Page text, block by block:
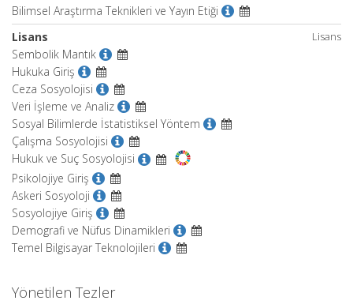
Bilimsel Araştırma Teknikleri ve Yayın Etiği
Lisans
Lisans
Sembolik Mantık
Hukuka Giriş
Ceza Sosyolojisi
Veri İşleme ve Analiz
Sosyal Bilimlerde İstatistiksel Yöntem
Çalışma Sosyolojisi
Hukuk ve Suç Sosyolojisi
Psikolojiye Giriş
Askeri Sosyoloji
Sosyolojiye Giriş
Demografi ve Nüfus Dinamikleri
Temel Bilgisayar Teknolojileri
Yönetilen Tezler